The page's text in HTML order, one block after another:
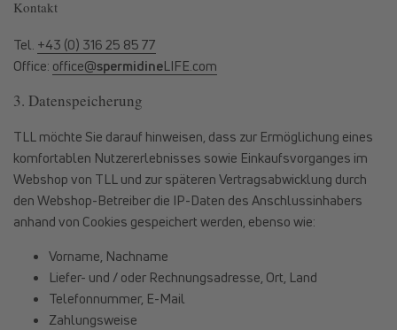
Kontakt
Tel. +43 (0) 316 25 85 77
Office: office@spermidineLIFE.com
3. Datenspeicherung
TLL möchte Sie darauf hinweisen, dass zur Ermöglichung eines
komfortablen Nutzererlebnisses sowie Einkaufsvorganges im
Webshop von TLL und zur späteren Vertragsabwicklung durch
den Webshop-Betreiber die IP-Daten des Anschlussinhabers
anhand von Cookies gespeichert werden, ebenso wie:
Vorname, Nachname
Liefer- und / oder Rechnungsadresse, Ort, Land
Telefonnummer, E-Mail
Zahlungsweise